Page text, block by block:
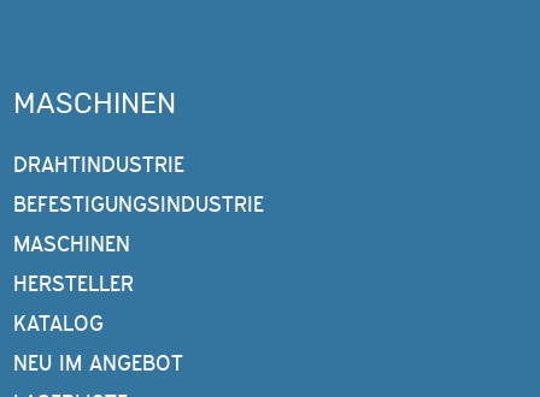
MASCHINEN
DRAHTINDUSTRIE
BEFESTIGUNGSINDUSTRIE
MASCHINEN
HERSTELLER
KATALOG
NEU IM ANGEBOT